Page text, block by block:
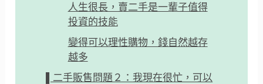
人生很長，賣二手是一輩子值得
投資的技能
變得可以理性購物，錢自然越存
越多
▌二手販售問題２：我現在很忙，可以